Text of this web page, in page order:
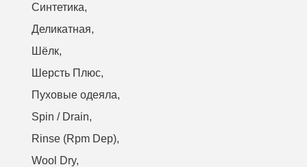
Синтетика,
Деликатная,
Шёлк,
Шерсть Плюс,
Пуховые одеяла,
Spin / Drain,
Rinse (Rpm Dep),
Wool Dry,